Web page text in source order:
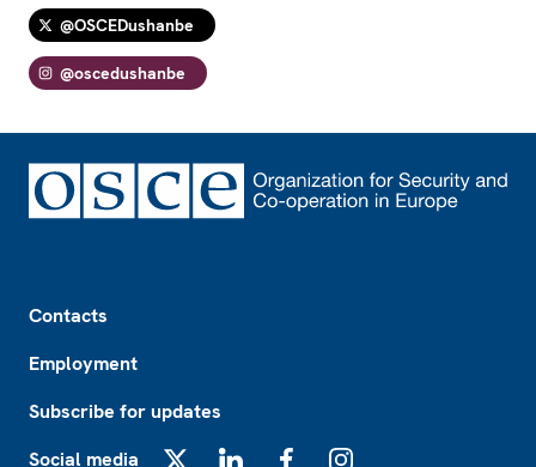
@OSCEDushanbe
@oscedushanbe
Contacts
Employment
Subscribe for updates
Social media